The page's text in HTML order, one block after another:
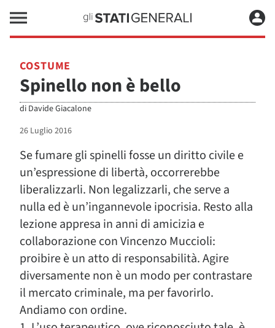
COSTUME
Spinello non è bello
di Davide Giacalone
26 Luglio 2016
Se fumare gli spinelli fosse un diritto civile e
un’espressione di libertà, occorrerebbe
liberalizzarli. Non legalizzarli, che serve a
nulla ed è un’ingannevole ipocrisia. Resto alla
lezione appresa in anni di amicizia e
collaborazione con Vincenzo Muccioli:
proibire è un atto di responsabilità. Agire
diversamente non è un modo per contrastare
il mercato criminale, ma per favorirlo.
Andiamo con ordine.